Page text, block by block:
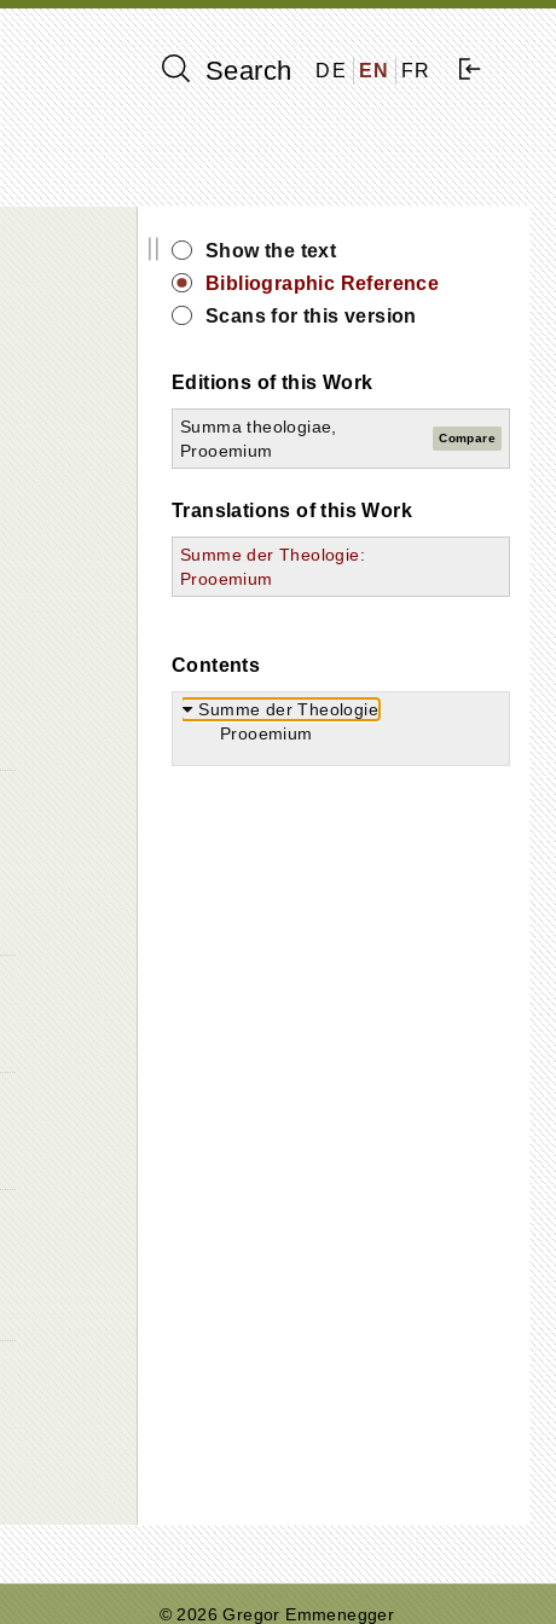
Search DE EN FR
||
Show the text
Bibliographic Reference
Scans for this version
Editions of this Work
Summa theologiae,
Prooemium
Compare
Translations of this Work
Summe der Theologie:
Prooemium
Contents
Summe der Theologie
Prooemium
© 2026 Gregor Emmenegger